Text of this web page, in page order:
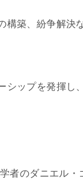
構築、紛争解決
ップを発揮し
者のダニエル